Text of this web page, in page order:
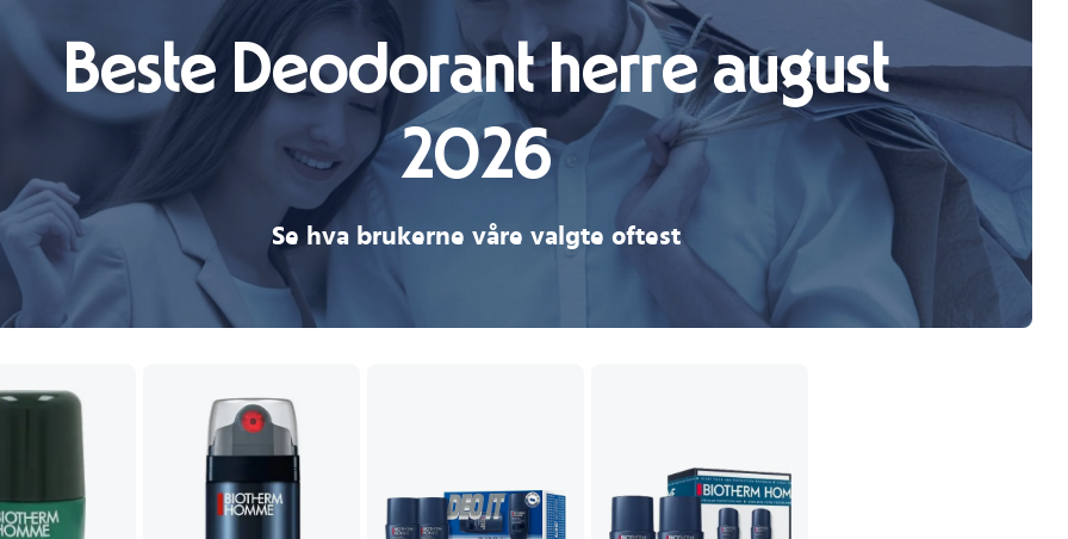
Beste Deodorant herre august
2026
Se hva brukerne våre valgte oftest